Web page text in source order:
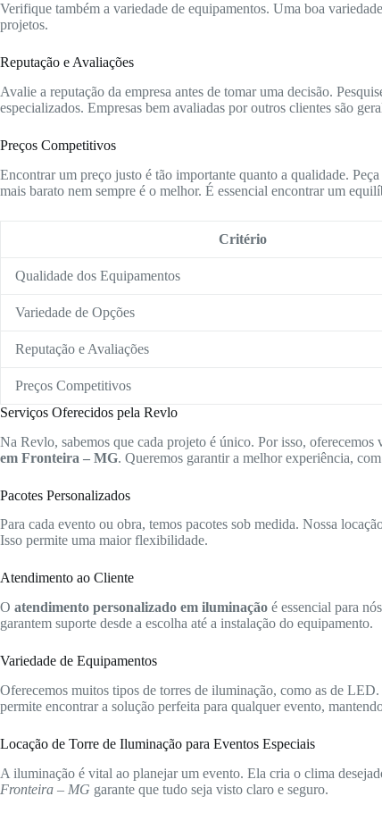
Verifique também a variedade de equipamentos. Uma boa
projetos.
Reputação e Avaliações
Avalie a reputação da empresa antes de tomar uma decisão.
especializados. Empresas bem avaliadas por outros clientes são
Preços Competitivos
Encontrar um preço justo é tão importante quanto a qualidade.
mais barato nem sempre é o melhor. É essencial encontrar um
Critério
Qualidade dos Equipamentos
Variedade de Opções
Reputação e Avaliações
Preços Competitivos
Serviços Oferecidos pela Revlo
Na Revlo, sabemos que cada projeto é único. Por isso, oferecemos
em Fronteira – MG. Queremos garantir a melhor experiência,
Pacotes Personalizados
Para cada evento ou obra, temos pacotes sob medida. Nossa
Isso permite uma maior flexibilidade.
Atendimento ao Cliente
O atendimento personalizado em iluminação é essencial para
garantem suporte desde a escolha até a instalação do equipamento.
Variedade de Equipamentos
Oferecemos muitos tipos de torres de iluminação, como as de
permite encontrar a solução perfeita para qualquer evento,
Locação de Torre de Iluminação para Eventos Especiais
A iluminação é vital ao planejar um evento. Ela cria o clima
Fronteira – MG garante que tudo seja visto claro e seguro.